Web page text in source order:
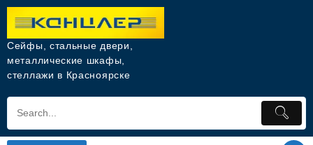
Перейти
Сейфы, стальные двери,
металлические шкафы,
стеллажи в Красноярске